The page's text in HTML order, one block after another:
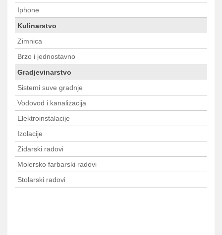
Iphone
Kulinarstvo
Zimnica
Brzo i jednostavno
Gradjevinarstvo
Sistemi suve gradnje
Vodovod i kanalizacija
Elektroinstalacije
Izolacije
Zidarski radovi
Molersko farbarski radovi
Stolarski radovi